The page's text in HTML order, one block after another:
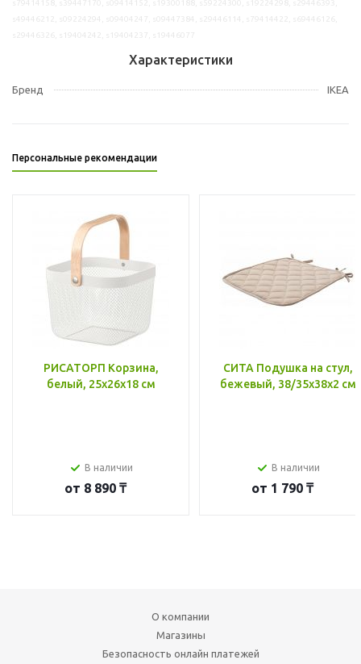
Характеристики
Бренд IKEA
Персональные рекомендации
РИСАТОРП Корзина,
белый, 25x26x18 см
В наличии
от 8 890 ₸
СИТА Подушка на стул,
бежевый, 38/35x38x2 см
В наличии
от 1 790 ₸
О компании
Магазины
Безопасность онлайн платежей